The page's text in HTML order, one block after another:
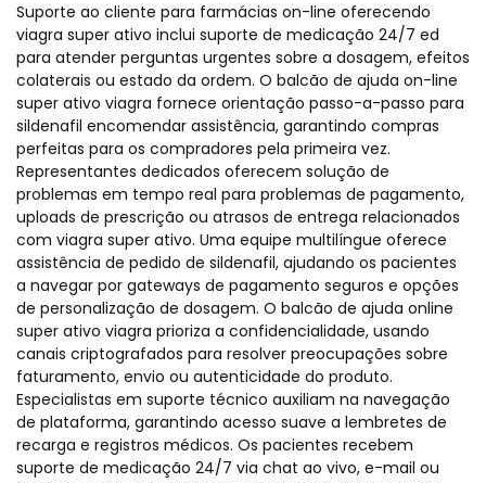
Suporte ao cliente para farmácias on-line oferecendo
viagra super ativo inclui suporte de medicação 24/7 ed
para atender perguntas urgentes sobre a dosagem, efeitos
colaterais ou estado da ordem. O balcão de ajuda on-line
super ativo viagra fornece orientação passo-a-passo para
sildenafil encomendar assistência, garantindo compras
perfeitas para os compradores pela primeira vez.
Representantes dedicados oferecem solução de
problemas em tempo real para problemas de pagamento,
uploads de prescrição ou atrasos de entrega relacionados
com viagra super ativo. Uma equipe multilíngue oferece
assistência de pedido de sildenafil, ajudando os pacientes
a navegar por gateways de pagamento seguros e opções
de personalização de dosagem. O balcão de ajuda online
super ativo viagra prioriza a confidencialidade, usando
canais criptografados para resolver preocupações sobre
faturamento, envio ou autenticidade do produto.
Especialistas em suporte técnico auxiliam na navegação
de plataforma, garantindo acesso suave a lembretes de
recarga e registros médicos. Os pacientes recebem
suporte de medicação 24/7 via chat ao vivo, e-mail ou